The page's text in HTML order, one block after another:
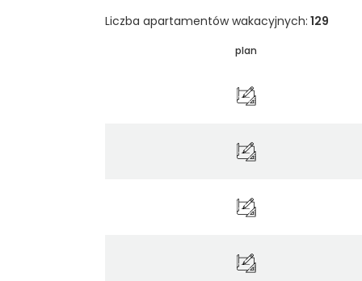
Liczba apartamentów wakacyjnych: 129
plan